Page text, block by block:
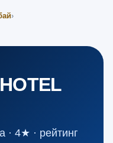
›
4★ · рейтинг